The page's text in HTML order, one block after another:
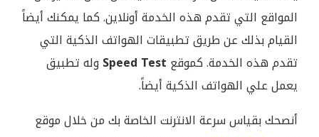
المواقع التي تقدم هذه الخدمة أونلاين. كما يمكنك أيضاً
القيام بذلك عن طريق تطبيقات الهواتف الذكية التي
تقدم هذه الخدمة. كموقع Speed Test وله تطبيق
يعمل علي الهواتف الذكية أيضاً.
أنصحك بقياس سرعة الانترنت الخاصة بك من خلال موقع